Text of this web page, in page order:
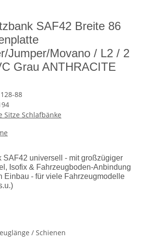
SAF42 Breite 86
Jumper/Movano / L2 / 2
Grau ANTHRACITE
88
Sitze Schlafbänke
SAF42 universell - mit großzügiger
Isofix & Fahrzeugboden-Anbindung
Einbau - für viele Fahrzeugmodelle
/ Schienen